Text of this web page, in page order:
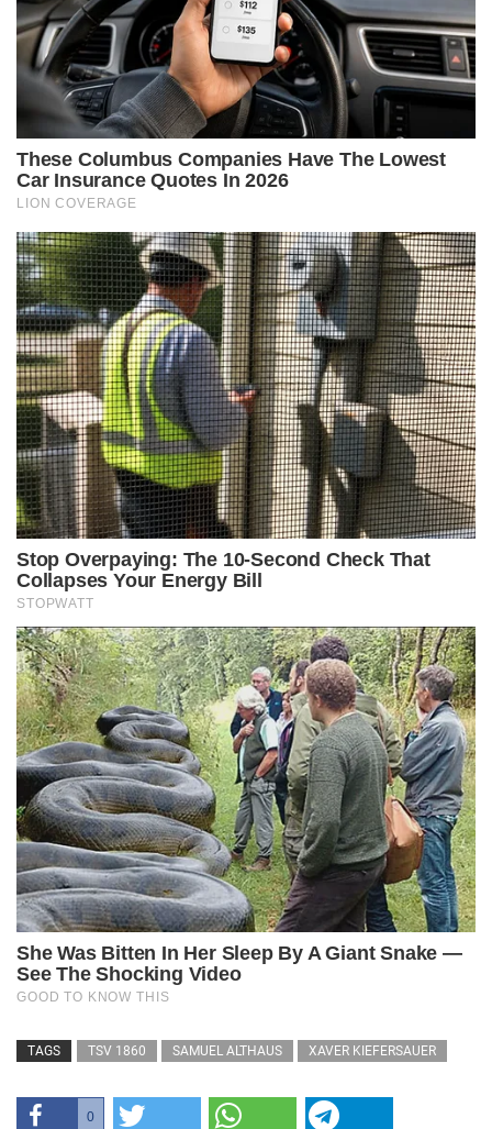
TAGS TSV 1860 SAMUEL ALTHAUS XAVER KIEFERSAUER
0